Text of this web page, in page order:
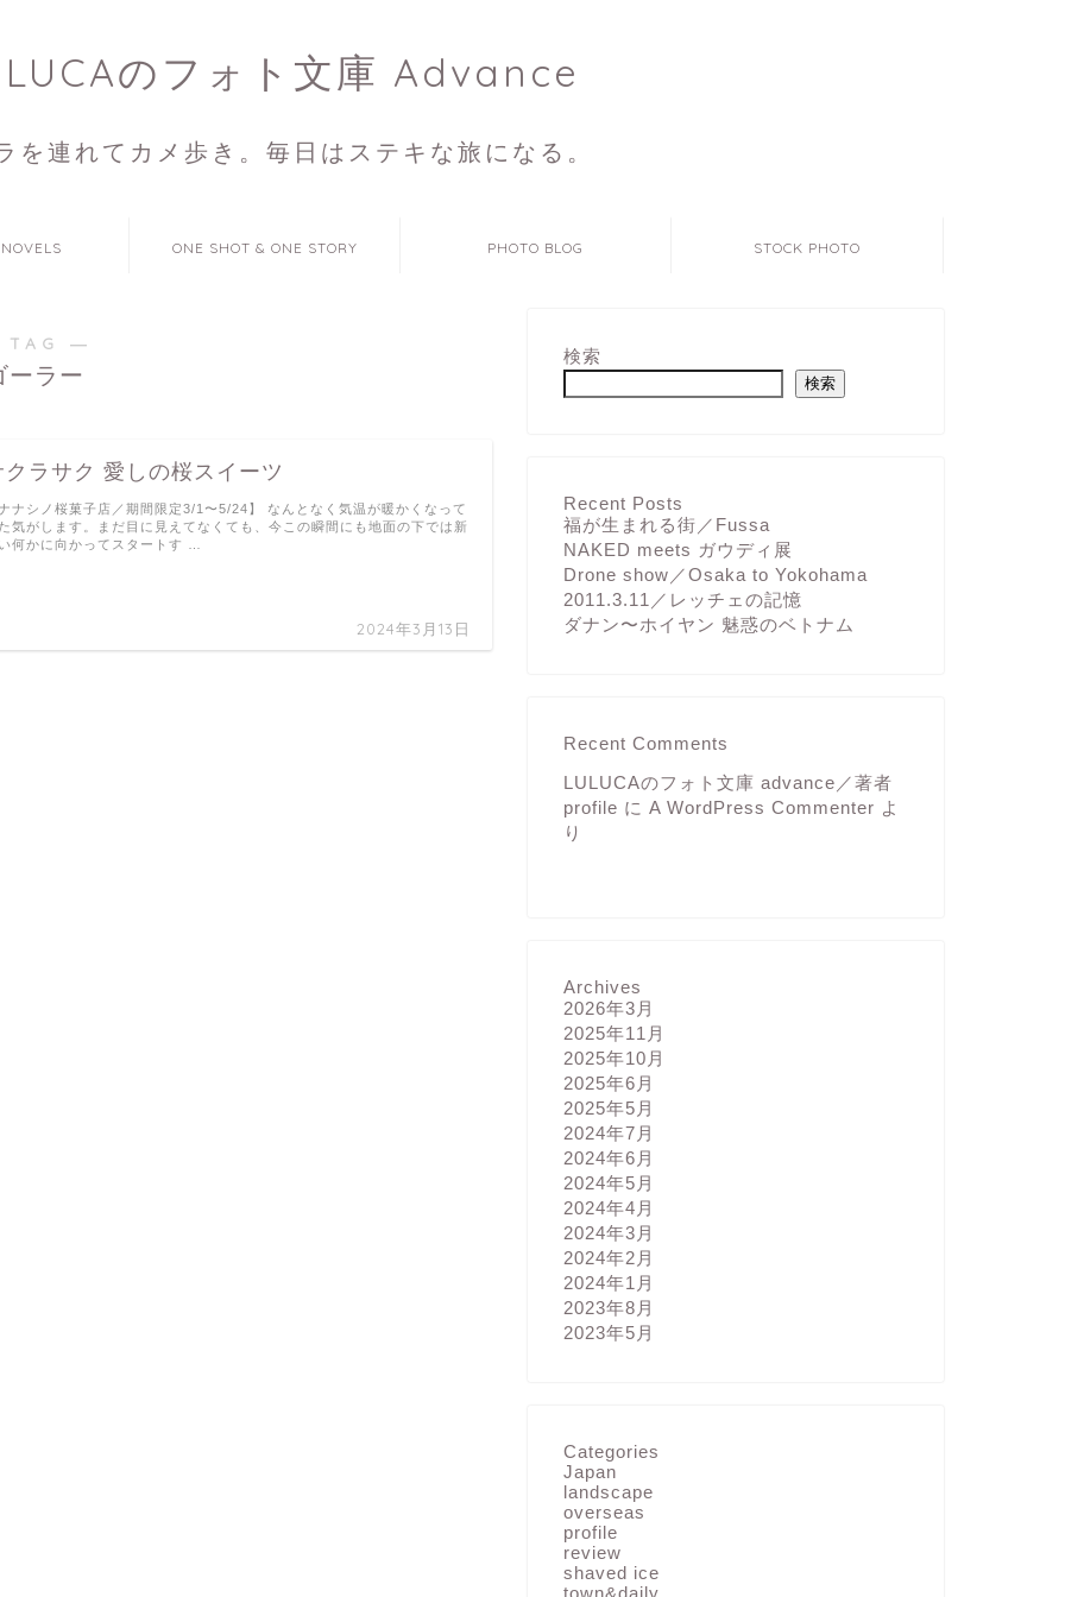
のフォト文庫 Advance
を連れてカメ歩き。毎日はステキな旅になる。
ONE SHOT & ONE STORY PHOTO BLOG STOCK PHOTO
―
ーラー
クラサク 愛しの桜スイーツ
2024年3月13日
ナシノ桜菓子店／期間限定3/1〜5/24】 なんとなく気温が暖かくなって
気がします。まだ目に見えてなくても、今この瞬間にも地面の下では新
何かに向かってスタートす …
検索
検索
Recent Posts
福が生まれる街／Fussa
NAKED meets ガウディ展
Drone show／Osaka to Yokohama
2011.3.11／レッチェの記憶
ダナン〜ホイヤン 魅惑のベトナム
Recent Comments
LULUCAのフォト文庫 advance／著者
profile に A WordPress Commenter よ
り
Archives
2026年3月
2025年11月
2025年10月
2025年6月
2025年5月
2024年7月
2024年6月
2024年5月
2024年4月
2024年3月
2024年2月
2024年1月
2023年8月
2023年5月
Categories
Japan
landscape
overseas
profile
review
shaved ice